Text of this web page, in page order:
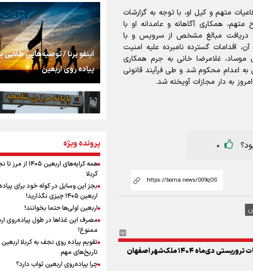
متهم و کیل او، با توجه به گزارشات
متهم، همکاری آگاهانه و عامدانه او با
دریافت مبالغ مشخص از سرویس و با
اقدامات گسترده نامبرده علیه امنیت
غلامرضا خانی به جرم همکاری
اعدام محکوم شد و طی فرآیند قانونی
به دار مجازات آویخته شد.
0
حکم اعدام ۲ تن از عاملان جنایات تروریستی دی‌ماه ۱۴۰۴ ملک‌شهر اصفهان
از طلوع خیابان‌ها تا
اشک
جمله‌ای که بغض
را شکست؛ «آهای مردم،
تهران رفتند»
سه حسرتی که به
نگاه تمدنی رهبر
فضای مجازی
رابطه کارگر و کارفرما
به زوجیت
اینفو برنا / توصیه‌هایی طلایی
پیاده روی اربعین
اینفو برنا / جدول کامل فاصله
شلمچه تا شهرهای زیارتی عراق
اینفو برنا/ میزان مالیات بر ارزش
افزوده چقدر است؟
پرونده ویژه
همه کرایه‌های اربعین ۱۴۰۵
کربلا
بجز این وسایل در کوله خود برای
اربعین ۱۴۰۵ چیزی نگذارید!
اربعین اولی‌ها حتما بخوانند!
مصرف این غذاها در طول پیاده‌روی
ممنوع!
تاریخ‌های مهم
چرا پیاده‌روی اربعین ثواب دارد؟